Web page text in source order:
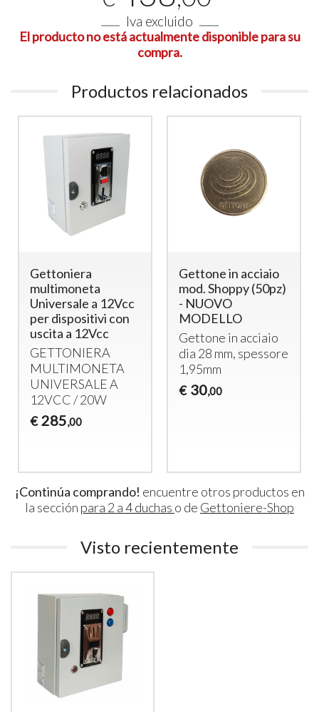
Iva excluido
El producto no está actualmente disponible para su
compra.
Productos relacionados
Gettone in acciaio
mod. Shoppy (50pz)
- NUOVO
MODELLO
Gettone in acciaio
dia 28 mm, spessore
1,95mm
30 ,00
Temporizador de
Ducha
Multimoneda con
Electroválvula 12V
CC y Función Pausa
– Control para 1
Ducha
Temporizador
Multimoneda para
¡Continúa comprando! encuentre otros productos en
la sección para 2 a 4 duchas o de Gettoniere-Shop
Visto recientemente